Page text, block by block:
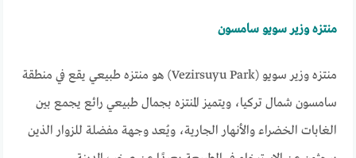
منتزه وزير سويو سامسون
منتزه وزير سويو (Vezirsuyu Park) هو منتزه طبيعي يقع في منطقة
سامسون شمال تركيا، ويتميز المنتزه بجمال طبيعي رائع يجمع بين
الغابات الخضراء والأنهار الجارية، ويُعد وجهة مفضلة للزوار الذين